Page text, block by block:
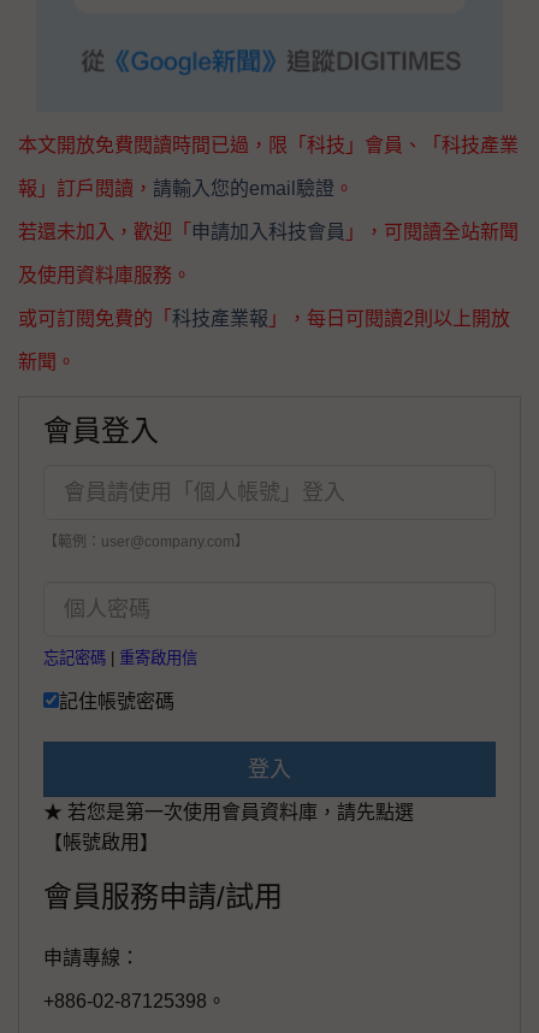
本文開放免費閱讀時間已過，限「科技」會員、「科技產業
報」訂戶閱讀， 請輸入您的email驗證 。
若還未加入，歡迎「 申請加入科技會員 」，可閱讀全站新聞
及使用資料庫服務。
或可訂閱免費的「 科技產業報 」，每日可閱讀2則以上開放
新聞。
會員登入
【範例：user@company.com】
忘記密碼 重寄啟用信
記住帳號密碼
登入
★ 若您是第一次使用會員資料庫，請先點選
【帳號啟用】
會員服務申請/試用
申請專線：
+886-02-87125398。